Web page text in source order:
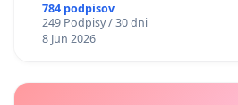
784 podpisov
249 Podpisy / 30 dni
8 Jun 2026